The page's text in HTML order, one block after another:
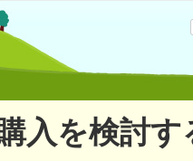
入を検討